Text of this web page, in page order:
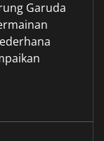
Garuda